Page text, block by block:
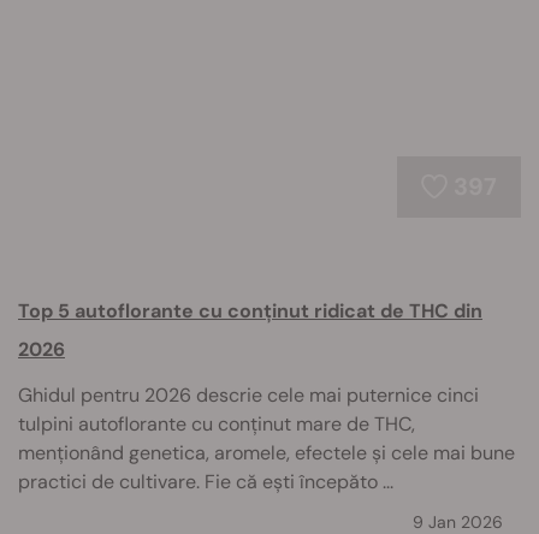
Top 5 autoflorante cu conținut ridicat de THC din
2026
Ghidul pentru 2026 descrie cele mai puternice cinci
tulpini autoflorante cu conținut mare de THC,
menționând genetica, aromele, efectele și cele mai bune
practici de cultivare. Fie că ești începăto ...
9 Jan 2026